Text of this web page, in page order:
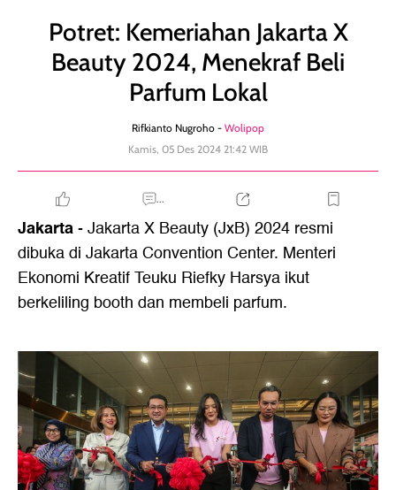
Potret: Kemeriahan Jakarta X
Beauty 2024, Menekraf Beli
Parfum Lokal
Rifkianto Nugroho - Wolipop
Kamis, 05 Des 2024 21:42 WIB
...
Jakarta- Jakarta X Beauty (JxB) 2024 resmi
dibuka di Jakarta Convention Center. Menteri
Ekonomi Kreatif Teuku Riefky Harsya ikut
berkeliling booth dan membeli parfum.